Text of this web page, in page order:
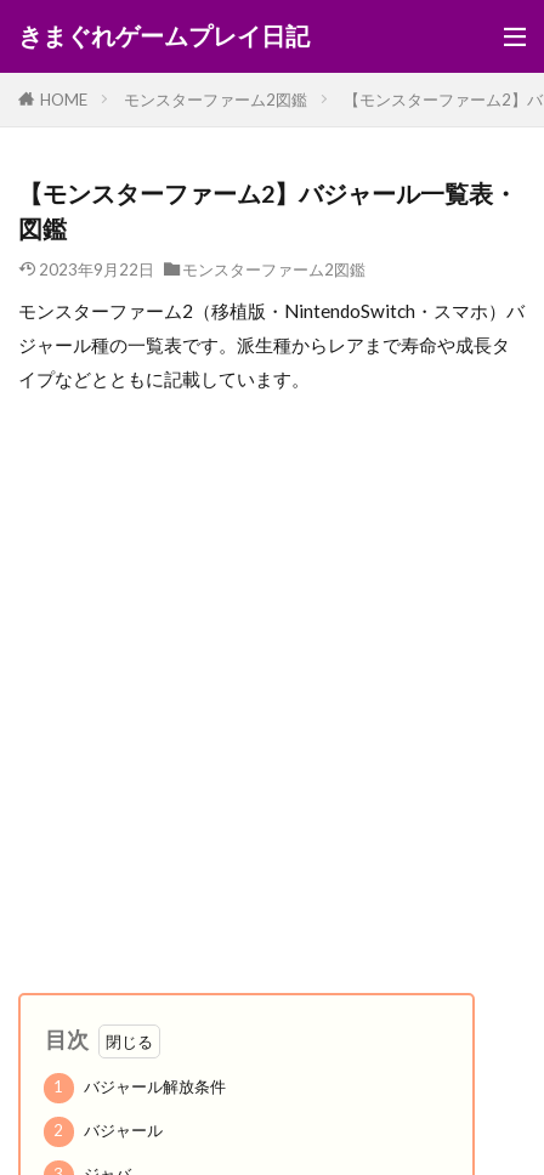
きまぐれゲームプレイ日記
HOME モンスターファーム2図鑑 【モンスターファーム2】
【モンスターファーム2】バジャール一覧表・
図鑑
2023年9月22日 モンスターファーム2図鑑
モンスターファーム2（移植版・NintendoSwitch・スマホ）バ
ジャール種の一覧表です。派生種からレアまで寿命や成長タ
イプなどとともに記載しています。
目次
1 バジャール解放条件
2 バジャール